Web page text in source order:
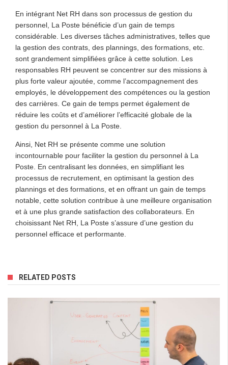
En intégrant Net RH dans son processus de gestion du
personnel, La Poste bénéficie d’un gain de temps
considérable. Les diverses tâches administratives, telles que
la gestion des contrats, des plannings, des formations, etc.
sont grandement simplifiées grâce à cette solution. Les
responsables RH peuvent se concentrer sur des missions à
plus forte valeur ajoutée, comme l’accompagnement des
employés, le développement des compétences ou la gestion
des carrières. Ce gain de temps permet également de
réduire les coûts et d’améliorer l’efficacité globale de la
gestion du personnel à La Poste.
Ainsi, Net RH se présente comme une solution
incontournable pour faciliter la gestion du personnel à La
Poste. En centralisant les données, en simplifiant les
processus de recrutement, en optimisant la gestion des
plannings et des formations, et en offrant un gain de temps
notable, cette solution contribue à une meilleure organisation
et à une plus grande satisfaction des collaborateurs. En
choisissant Net RH, La Poste s’assure d’une gestion du
personnel efficace et performante.
RELATED POSTS